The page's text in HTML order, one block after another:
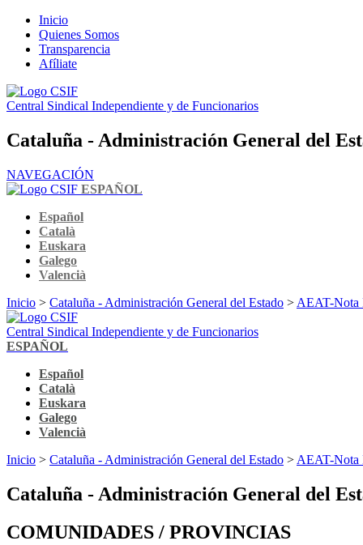
Inicio
Quienes Somos
Transparencia
Afíliate
Central Sindical Independiente y de Funcionarios
Cataluña - Administración General del
NAVEGACIÓN
ESPAÑOL
Español
Català
Euskara
Galego
Valencià
Inicio > Cataluña - Administración General del Estado > AEAT-Nota
Central Sindical Independiente y de Funcionarios
ESPAÑOL
Español
Català
Euskara
Galego
Valencià
Inicio > Cataluña - Administración General del Estado > AEAT-Nota
Cataluña - Administración General del
COMUNIDADES / PROVINCIAS